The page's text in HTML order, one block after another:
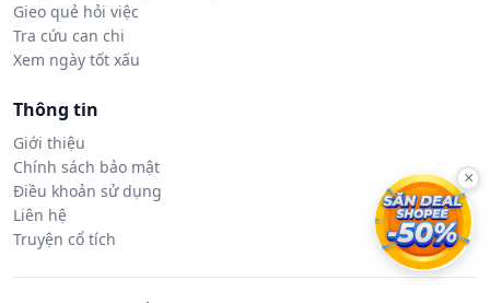
Gieo quẻ hỏi việc
Tra cứu can chi
Xem ngày tốt xấu
Thông tin
Giới thiệu
Chính sách bảo mật
Điều khoản sử dụng
Liên hệ
Truyện cổ tích
×